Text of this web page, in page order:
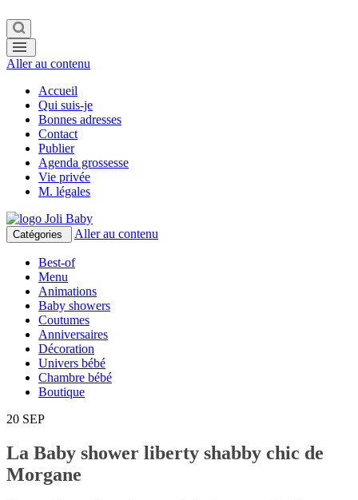
Aller au contenu
Accueil
Qui suis-je
Bonnes adresses
Contact
Publier
Agenda grossesse
Vie privée
M. légales
Catégories Aller au contenu
Best-of
Menu
Animations
Baby showers
Coutumes
Anniversaires
Décoration
Univers bébé
Chambre bébé
Boutique
20 SEP
La Baby shower liberty shabby chic de
Morgane